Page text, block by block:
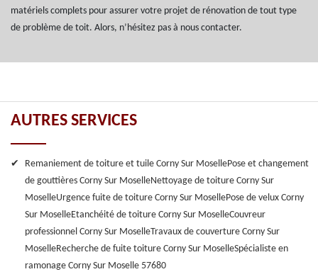
matériels complets pour assurer votre projet de rénovation de tout type
de problème de toit. Alors, n’hésitez pas à nous contacter.
AUTRES SERVICES
Remaniement de toiture et tuile Corny Sur MosellePose et changement
de gouttières Corny Sur MoselleNettoyage de toiture Corny Sur
MoselleUrgence fuite de toiture Corny Sur MosellePose de velux Corny
Sur MoselleEtanchéité de toiture Corny Sur MoselleCouvreur
professionnel Corny Sur MoselleTravaux de couverture Corny Sur
MoselleRecherche de fuite toiture Corny Sur MoselleSpécialiste en
ramonage Corny Sur Moselle 57680